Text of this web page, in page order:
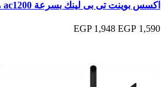
اكسس بوينت تى بى لينك بسرعة ac1200 موديل archer c50
1,590 EGP
1,948 EGP